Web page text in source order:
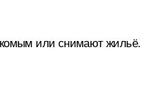
или снимают жильё.